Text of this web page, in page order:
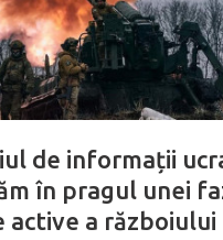
de informații
în pragul unei
active a războiului